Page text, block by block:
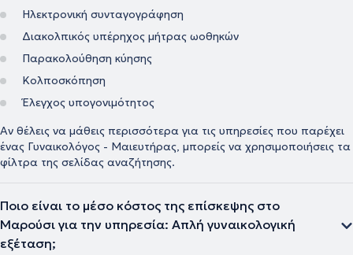
Ηλεκτρονική συνταγογράφηση
Διακολπικός υπέρηχος μήτρας ωοθηκών
Παρακολούθηση κύησης
Κολποσκόπηση
Έλεγχος υπογονιμότητος
Αν θέλεις να μάθεις περισσότερα για τις υπηρεσίες που παρέχει
ένας Γυναικολόγος - Μαιευτήρας, μπορείς να χρησιμοποιήσεις τα
φίλτρα της σελίδας αναζήτησης.
Ποιο είναι το μέσο κόστος της επίσκεψης στο
Μαρούσι για την υπηρεσία: Απλή γυναικολογική
εξέταση;